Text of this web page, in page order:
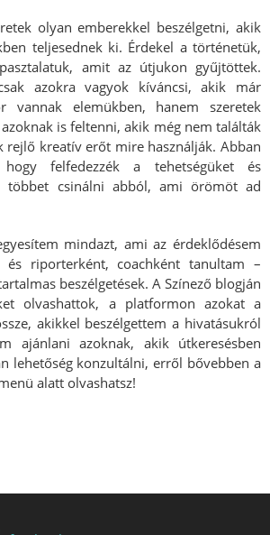
olyan emberekkel beszélgetni, akik
teljesednek ki. Érdekel a történetük,
amit az útjukon gyűjtöttek.
azokra vagyok kíváncsi, akik már
vannak elemükben, hanem szeretek
is feltenni, akik még nem találták
rejlő kreatív erőt mire használják. Abban
hogy felfedezzék a tehetségüket és
többet csinálni abból, ami örömöt ad
mindazt, ami az érdeklődésem
és riporterként, coachként tanultam –
beszélgetések. A Színező blogján
olvashattok, a platformon azokat a
akikkel beszélgettem a hivatásukról
ajánlani azoknak, akik útkeresésben
lehetőség konzultálni, erről bővebben a
alatt olvashatsz!